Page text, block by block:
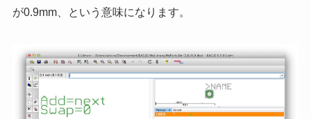
が0.9mm、という意味になります。